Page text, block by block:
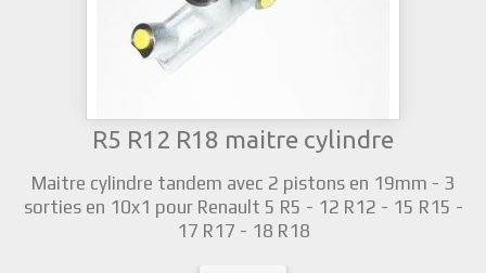
R5 R12 R18 maitre cylindre
Maitre cylindre tandem avec 2 pistons en 19mm - 3
sorties en 10x1 pour Renault 5 R5 - 12 R12 - 15 R15 -
17 R17 - 18 R18